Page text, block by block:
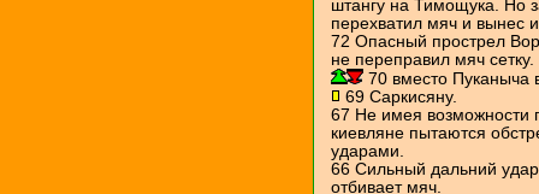
штангу на Тимощука. Но
перехватил мяч и вынес
72 Опасный прострел
не переправил мяч сетку.
70 вместо Пуканыча
69 Саркисяну.
67 Не имея возможности
киевляне пытаются
ударами.
66 Сильный дальний
отбивает мяч.